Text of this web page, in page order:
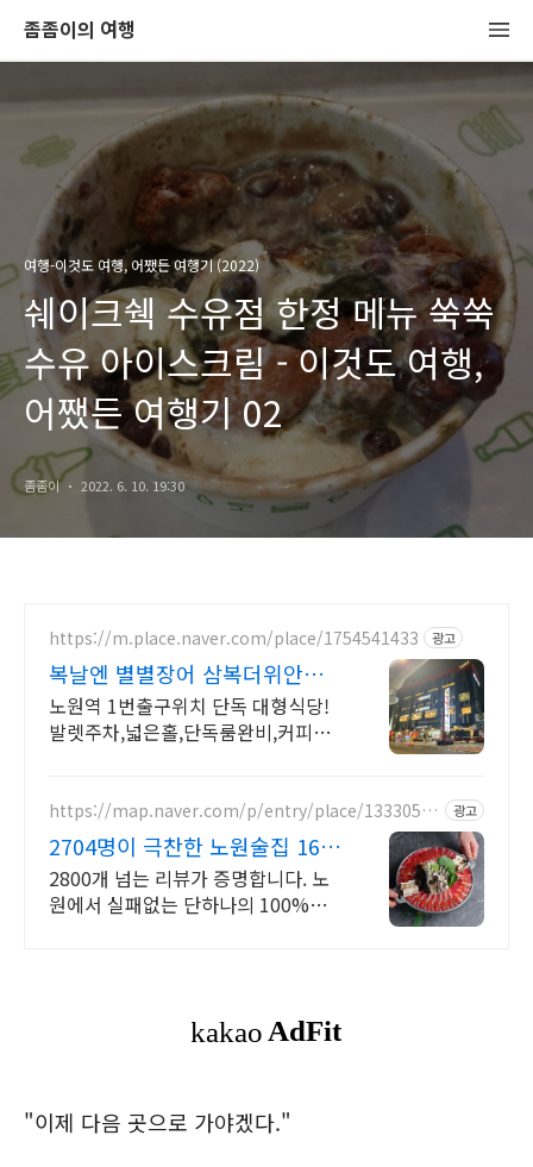
좀좀이의 여행
여행-이것도 여행, 어쨌든 여행기 (2022)
쉐이크쉑 수유점 한정 메뉴 쑥쑥
수유 아이스크림 - 이것도 여행,
어쨌든 여행기 02
좀좀이 2022. 6. 10. 19:30
https://m.place.naver.com/place/1754541433 광고
복날엔 별별장어 삼복더위안녕
Private 룸&생일10%
노원역 1번출구위치 단독 대형식당!
발렛주차,넓은홀,단독룸완비,커피숍,
중요한 자리 추천!
https://map.naver.com/p/entry/place/13330566
광고
2704명이 극찬한 노원술집 16
년 맛의 내공, 미미스낵
2800개 넘는 리뷰가 증명합니다. 노
원에서 실패없는 단하나의 100%수
"이제 다음 곳으로 가야겠다."